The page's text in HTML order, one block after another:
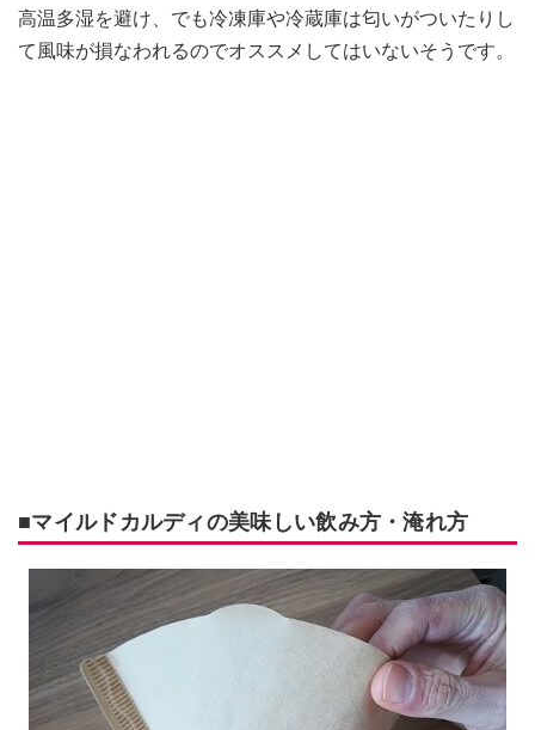
高温多湿を避け、でも冷凍庫や冷蔵庫は匂いがついたりし
て風味が損なわれるのでオススメしてはいないそうです。
■マイルドカルディの美味しい飲み方・淹れ方